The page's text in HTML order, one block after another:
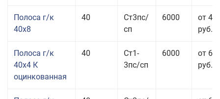
Полоса г/к
40x8
40
Ст3пс/
сп
6000
от 43
руб.
Полоса г/к
40x4 К
оцинкованная
40
Ст1-
3пс/сп
6000
от 68
руб.